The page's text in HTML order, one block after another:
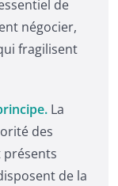
de
négocier,
fragilisent
La
des
présents
de la